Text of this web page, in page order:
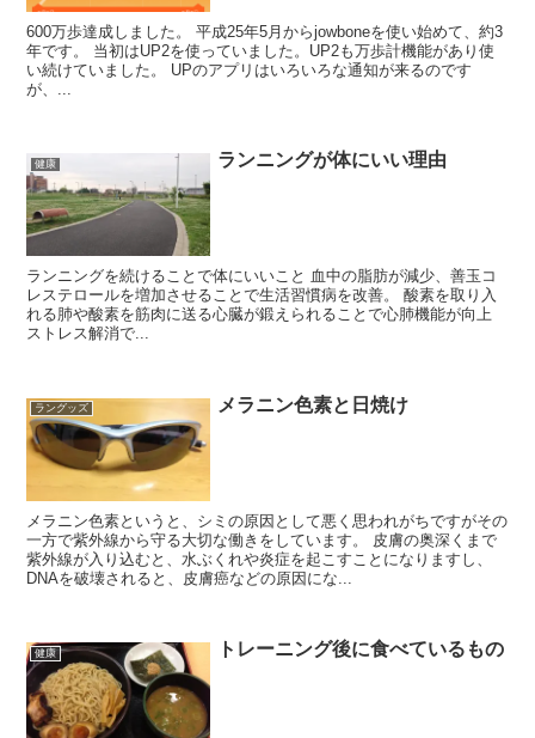
600万歩達成しました。 平成25年5月からjowboneを使い始めて、約3
年です。 当初はUP2を使っていました。UP2も万歩計機能があり使
い続けていました。 UPのアプリはいろいろな通知が来るのです
が、...
健康 ランニングが体にいい理由
ランニングを続けることで体にいいこと 血中の脂肪が減少、善玉コ
レステロールを増加させることで生活習慣病を改善。 酸素を取り入
れる肺や酸素を筋肉に送る心臓が鍛えられることで心肺機能が向上
ストレス解消で...
ラングッズ メラニン色素と日焼け
メラニン色素というと、シミの原因として悪く思われがちですがその
一方で紫外線から守る大切な働きをしています。 皮膚の奥深くまで
紫外線が入り込むと、水ぶくれや炎症を起こすことになりますし、
DNAを破壊されると、皮膚癌などの原因にな...
健康 トレーニング後に食べているもの